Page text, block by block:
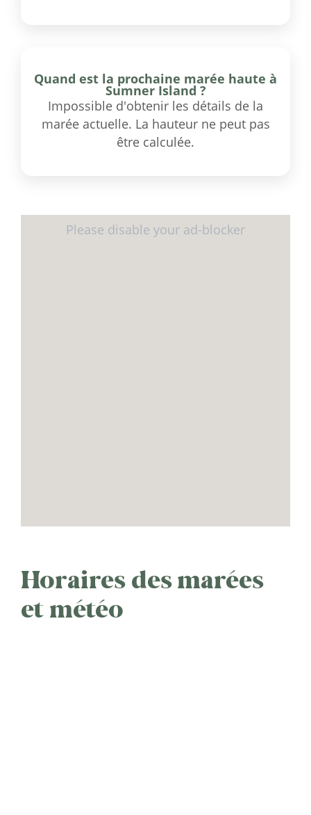
Quand est la prochaine marée haute à
Sumner Island ?
Impossible d'obtenir les détails de la
marée actuelle. La hauteur ne peut pas
être calculée.
Horaires des marées
et météo